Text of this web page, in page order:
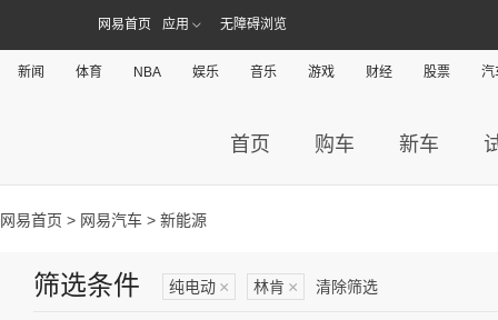
网易首页 应用 无障碍浏览
新闻 体育 NBA 娱乐 音乐 游戏 财经 股票 汽
首页 购车 新车
网易首页 > 网易汽车 > 新能源
筛选条件 纯电动 × 林肯 × 清除筛选